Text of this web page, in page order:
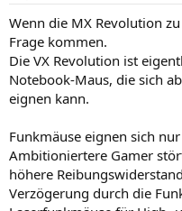
Wenn die MX Revolution
Frage kommen.
Die VX Revolution ist
Notebook-Maus, die sich
eignen kann.
Funkmäuse eignen sich
Ambitioniertere Gamer
höhere
Verzögerung durch die